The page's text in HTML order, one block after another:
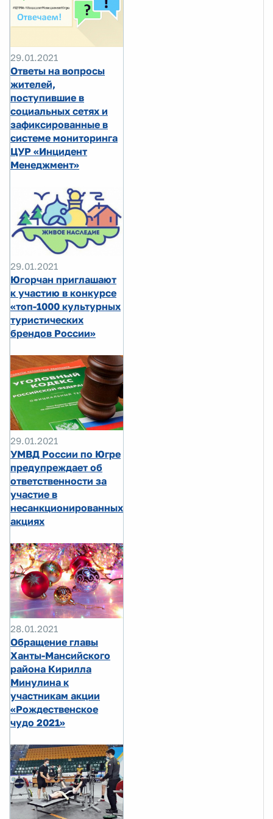
29.01.2021
Ответы на вопросы
жителей,
поступившие в
социальных сетях и
зафиксированные в
системе мониторинга
ЦУР «Инцидент
Менеджмент»
29.01.2021
Югорчан приглашают
к участию в конкурсе
«топ-1000 культурных
туристических
брендов России»
29.01.2021
УМВД России по Югре
предупреждает об
ответственности за
участие в
несанкционированных
акциях
28.01.2021
Обращение главы
Ханты-Мансийского
района Кирилла
Минулина к
участникам акции
«Рождественское
чудо 2021»